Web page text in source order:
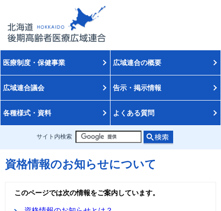
医療制度・保健事業 広域連合の概要
広域連合議会 告示・掲示情報
各種様式・資料 よくある質問
サイト内検索
資格情報のお知らせについて
このページでは次の情報をご案内しています。